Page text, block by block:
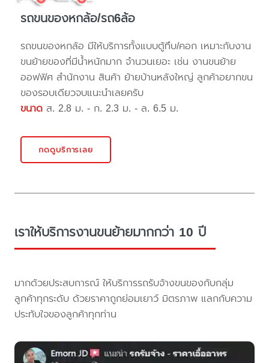
รถขนของหกล้อ/รถ6ล้อ
รถขนของหกล้อ มีให้บริการทั้งแบบตู้ทึบ/คอก เหมาะกับงาน
ขนย้ายของที่มีน้ำหนักมาก จำนวนเยอะ เช่น งานขนย้าย
ออฟฟิศ สำนักงาน สินค้า ย้ายบ้านหลังใหญ่ ลูกค้าอยากขน
ของรอบเดียวจบแนะนำเลยครับ
ขนาด ส. 2.8 ม. - ก. 2.3 ม. - ล. 6.5 ม.
กดดูบริการเลย
เราให้บริการงานขนย้ายมากกว่า 10 ปี
มากด้วยประสบการณ์ ให้บริการรถรับจ้างขนของกับกลุ่ม
ลูกค้าทุกระดับ ด้วยราคาถูกย่อมเยาว์ มิตรภาพ แลกกับความ
ประทับใจของลูกค้าทุกท่าน